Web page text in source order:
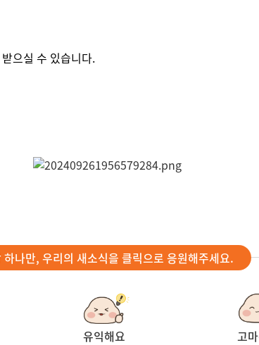
으실 수 있습니다.
하나만, 우리의 새소식을 클릭으로 응원해주세요.
유익해요
고